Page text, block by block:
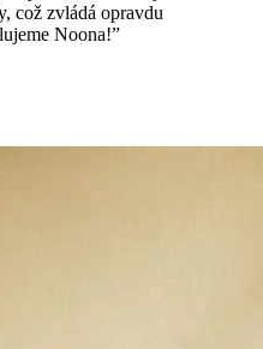
což zvládá opravdu
Noona!”